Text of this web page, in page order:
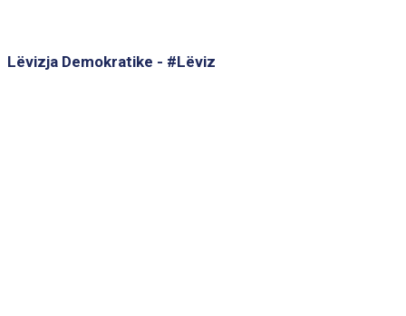
Lëvizja Demokratike - #Lëviz